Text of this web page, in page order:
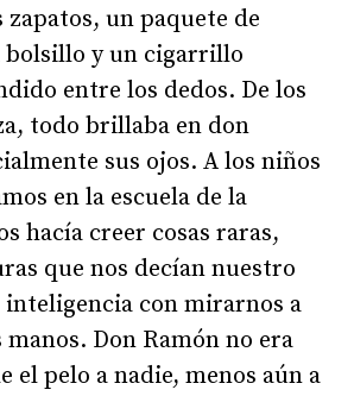
un paquete de
bolsillo y un cigarrillo
entre los dedos. De los
todo brillaba en don
sus ojos. A los niños
en la escuela de la
hacía creer cosas raras,
que nos decían nuestro
inteligencia con mirarnos a
manos. Don Ramón no era
el pelo a nadie, menos aún a